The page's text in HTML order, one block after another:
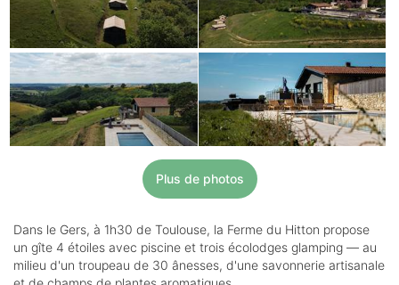
Plus de photos
Dans le Gers, à 1h30 de Toulouse, la Ferme du Hitton propose
un gîte 4 étoiles avec piscine et trois écolodges glamping — au
milieu d'un troupeau de 30 ânesses, d'une savonnerie artisanale